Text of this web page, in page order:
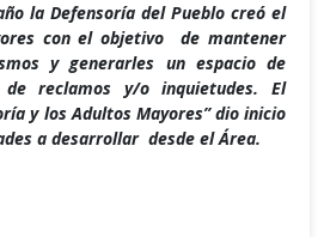
la Defensoría del Pueblo creó el
con el objetivo de mantener
ygenerarles un espacio de
reclamos y/o inquietudes. El
y los Adultos Mayores” dio inicio
a desarrollar desde el Área.